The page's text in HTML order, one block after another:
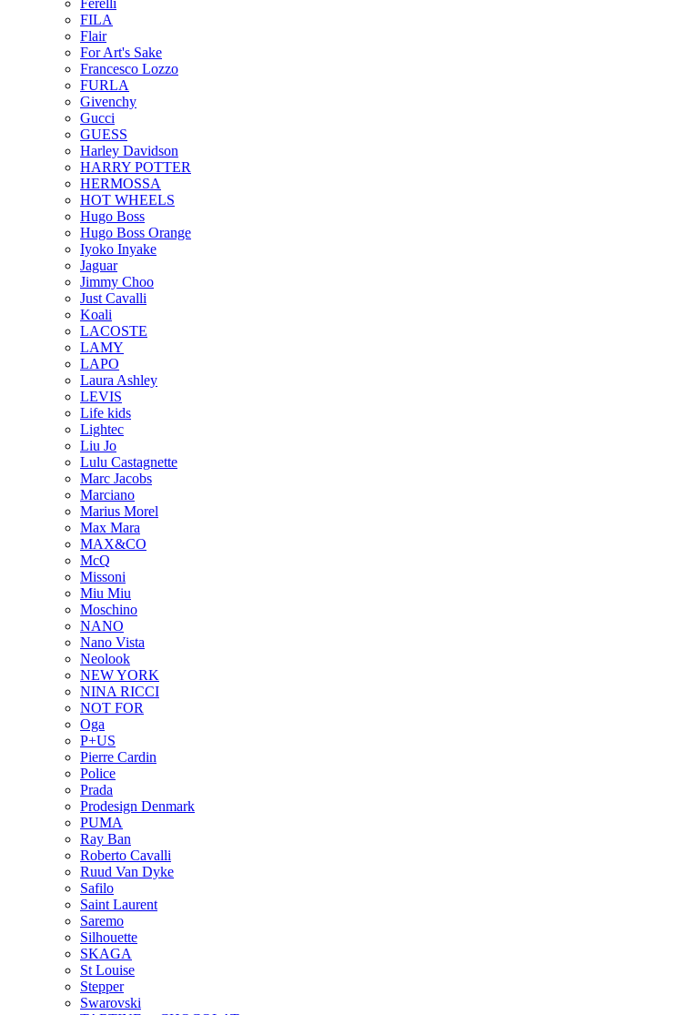
Ferelli
FILA
Flair
For Art's Sake
Francesco Lozzo
FURLA
Givenchy
Gucci
GUESS
Harley Davidson
HARRY POTTER
HERMOSSA
HOT WHEELS
Hugo Boss
Hugo Boss Orange
Iyoko Inyake
Jaguar
Jimmy Choo
Just Cavalli
Koali
LACOSTE
LAMY
LAPO
Laura Ashley
LEVIS
Life kids
Lightec
Liu Jo
Lulu Castagnette
Marc Jacobs
Marciano
Marius Morel
Max Mara
MAX&CO
McQ
Missoni
Miu Miu
Moschino
NANO
Nano Vista
Neolook
NEW YORK
NINA RICCI
NOT FOR
Oga
P+US
Pierre Cardin
Police
Prada
Prodesign Denmark
PUMA
Ray Ban
Roberto Cavalli
Ruud Van Dyke
Safilo
Saint Laurent
Saremo
Silhouette
SKAGA
St Louise
Stepper
Swarovski